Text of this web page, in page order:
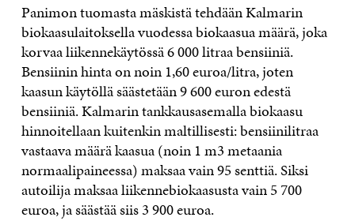
Panimon tuomasta mäskistä tehdään Kalmarin
biokaasulaitoksella vuodessa biokaasua määrä, joka
korvaa liikennekäytössä 6 000 litraa bensiiniä.
Bensiinin hinta on noin 1,60 euroa/litra, joten
kaasun käytöllä säästetään 9 600 euron edestä
bensiiniä. Kalmarin tankkausasemalla biokaasu
hinnoitellaan kuitenkin maltillisesti: bensiinilitraa
vastaava määrä kaasua (noin 1 m3 metaania
normaalipaineessa) maksaa vain 95 senttiä. Siksi
autoilija maksaa liikennebiokaasusta vain 5 700
euroa, ja säästää siis 3 900 euroa.